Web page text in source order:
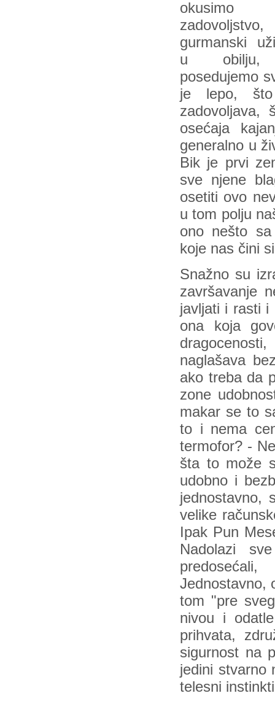
okusimo
gurmanski
u
posedujemo
je lepo,
zadovoljava,
osećaja
generalno u
Bik je prvi
sve njene
osetiti ovo
u tom polju
ono nešto sa
koje nas čini
Snažno su
završavanje
javljati i rasti i
ona koja
naglašava
ako treba da
zone
makar se to
to i nema
termofor? -
šta to može
udobno i
jednostavno,
velike
Ipak Pun
Nadolazi
predosećali,
Jednostavno,
tom "pre
nivou i
prihvata,
sigurnost na
jedini stvarno
telesni